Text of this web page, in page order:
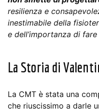
resilienza e
inestimabile della
e dell’importanza di
La Storia di
La CMT è stata una
che riuscissimo a darle